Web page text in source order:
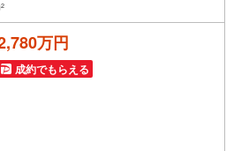
2
万円
成約でもらえる